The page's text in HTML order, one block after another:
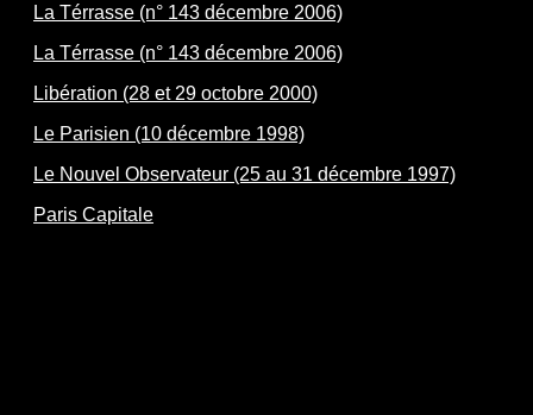
La Térrasse (n° 143 décembre 2006)
La Térrasse (n° 143 décembre 2006)
Libération (28 et 29 octobre 2000)
Le Parisien (10 décembre 1998)
Le Nouvel Observateur (25 au 31 décembre 1997)
Paris Capitale